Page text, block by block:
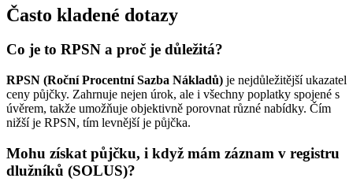
Často kladené dotazy
Co je to RPSN a proč je důležitá?
RPSN (Roční Procentní Sazba Nákladů) je nejdůležitější ukazatel
ceny půjčky. Zahrnuje nejen úrok, ale i všechny poplatky spojené s
úvěrem, takže umožňuje objektivně porovnat různé nabídky. Čím
nižší je RPSN, tím levnější je půjčka.
Mohu získat půjčku, i když mám záznam v registru
dlužníků (SOLUS)?